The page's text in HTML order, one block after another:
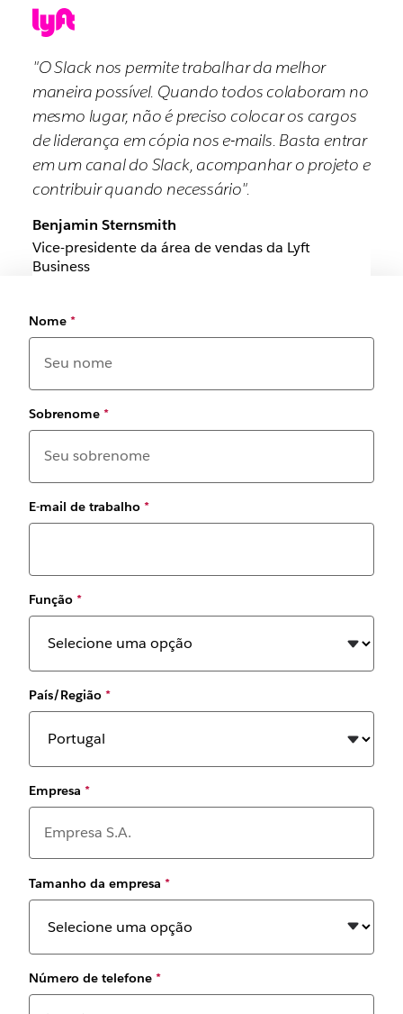
"O Slack nos permite trabalhar da melhor
maneira possível. Quando todos colaboram no
mesmo lugar, não é preciso colocar os cargos
de liderança em cópia nos e-mails. Basta entrar
em um canal do Slack, acompanhar o projeto e
contribuir quando necessário".
Benjamin Sternsmith
Vice-presidente da área de vendas da Lyft
Business
Nome *
Sobrenome *
E-mail de trabalho *
Função *
País/Região *
Empresa *
Tamanho da empresa *
Número de telefone *